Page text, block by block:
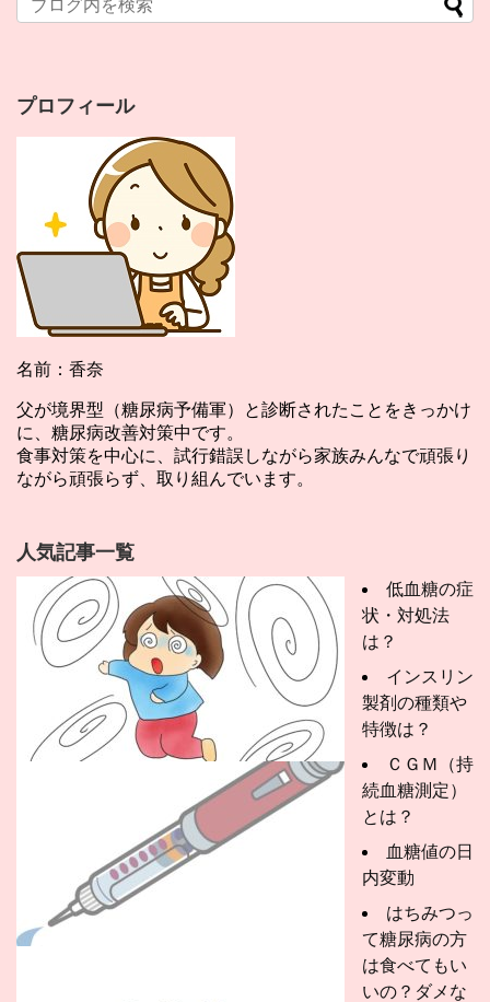
プロフィール
名前：香奈
父が境界型（糖尿病予備軍）と診断されたことをきっかけ
に、糖尿病改善対策中です。
食事対策を中心に、試行錯誤しながら家族みんなで頑張り
ながら頑張らず、取り組んでいます。
人気記事一覧
低血糖の症
状・対処法
は？
インスリン
製剤の種類や
特徴は？
ＣＧＭ（持
続血糖測定）
とは？
血糖値の日
内変動
はちみつっ
て糖尿病の方
は食べてもい
いの？ダメな